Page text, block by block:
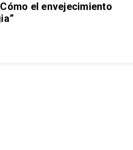
el envejecimiento